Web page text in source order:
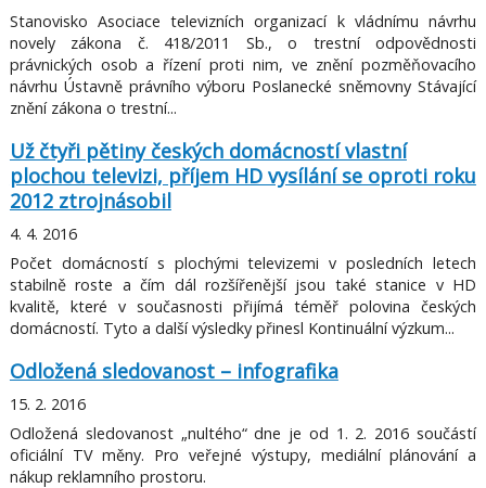
Stanovisko Asociace televizních organizací k vládnímu návrhu
novely zákona č. 418/2011 Sb., o trestní odpovědnosti
právnických osob a řízení proti nim, ve znění pozměňovacího
návrhu Ústavně právního výboru Poslanecké sněmovny Stávající
znění zákona o trestní...
Už čtyři pětiny českých domácností vlastní
plochou televizi, příjem HD vysílání se oproti roku
2012 ztrojnásobil
4. 4. 2016
Počet domácností s plochými televizemi v posledních letech
stabilně roste a čím dál rozšířenější jsou také stanice v HD
kvalitě, které v současnosti přijímá téměř polovina českých
domácností. Tyto a další výsledky přinesl Kontinuální výzkum...
Odložená sledovanost – infografika
15. 2. 2016
Odložená sledovanost „nultého“ dne je od 1. 2. 2016 součástí
oficiální TV měny. Pro veřejné výstupy, mediální plánování a
nákup reklamního prostoru.